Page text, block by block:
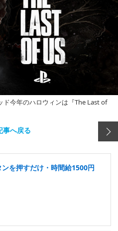
今年のハロウィンは『The Last of
事へ戻る
を押すだけ・時間給1500円